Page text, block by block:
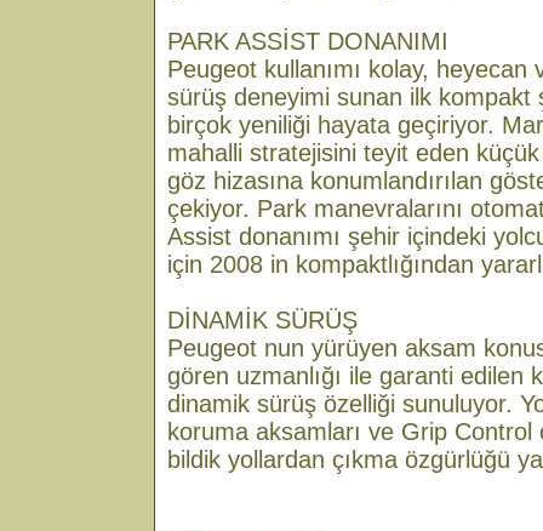
PARK ASSİST DONANIMI
Peugeot kullanımı kolay,
sürüş deneyimi sunan ilk kompakt
birçok yeniliği hayata geçiriyor.
mahalli stratejisini teyit eden
göz hizasına konumlandırılan
çekiyor. Park manevralarını
Assist donanımı şehir içindeki
için 2008 in kompaktlığından
DİNAMİK SÜRÜŞ
Peugeot nun yürüyen aksam
gören uzmanlığı ile garanti edilen
dinamik sürüş özelliği sunuluyor.
koruma aksamları ve Grip
bildik yollardan çıkma özgürlüğü